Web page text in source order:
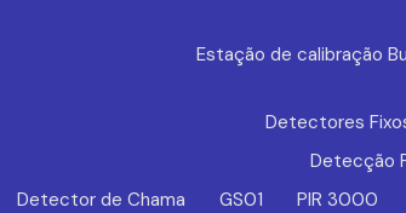
Estação de calibração
Detectores
Detecção
Detector de Chama
GS01 PIR 3000